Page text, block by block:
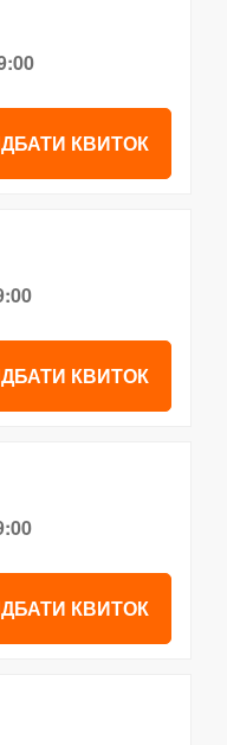
КВИТОК
КВИТОК
КВИТОК